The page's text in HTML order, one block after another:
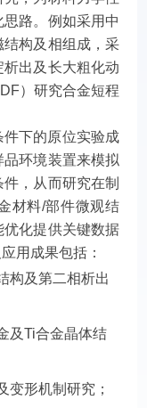
路。例如采用中
构及相组成，采
出及长大粗化动
）研究合金短程
下的原位实验成
环境装置来模拟
，从而研究在制
材料/部件微观结
化提供关键数据
用成果包括：
构及第二相析出
及Ti合金晶体结
变形机制研究；